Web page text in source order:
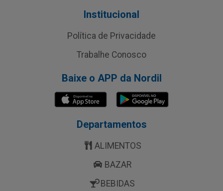
Institucional
Política de Privacidade
Trabalhe Conosco
Baixe o APP da Nordil
Departamentos
ALIMENTOS
BAZAR
BEBIDAS